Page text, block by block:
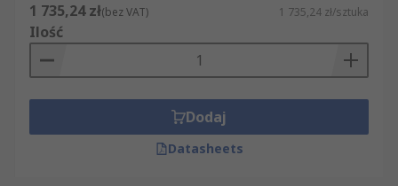
1 735,24 zł(bez VAT) 1 735,24 zł/sztuka
Ilość
Dodaj
Datasheets